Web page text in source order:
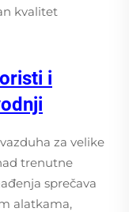
kvalitet
i
za velike
trenutne
sprečava
alatkama,